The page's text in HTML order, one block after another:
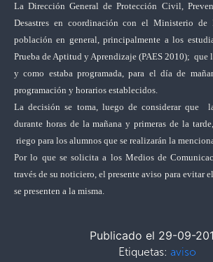
La Dirección General de Protección Civil,
Desastres en coordinación con el Ministerio de
población en general, principalmente a los
Prueba de Aptitud y Aprendizaje (PAES 2010); que
y como estaba programada, para el día de
programación y horarios establecidos.
La decisión se toma, luego de considerar que
durante horas de la mañana y primeras de la
riego para los alumnos que se realizarán la
Por lo que se solicita a los Medios de
través de su noticiero, el presente aviso para evitar
se presenten a la misma.
Publicado el 29-09-
Etiquetas: aviso